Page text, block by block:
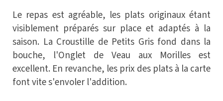
Le repas est agréable, les plats originaux étant
visiblement préparés sur place et adaptés à la
saison. La Croustille de Petits Gris fond dans la
bouche, l'Onglet de Veau aux Morilles est
excellent. En revanche, les prix des plats à la carte
font vite s'envoler l'addition.